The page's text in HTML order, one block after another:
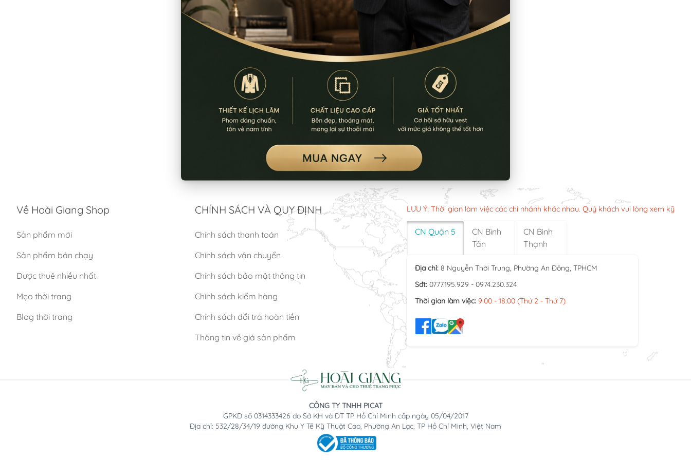
Về Hoài Giang Shop
Sản phẩm mới
Sản phẩm bán chạy
Được thuê nhiều nhất
Mẹo thời trang
Blog thời trang
CHÍNH SÁCH VÀ QUY ĐỊNH
Chính sách thanh toán
Chính sách vận chuyển
Chính sách bảo mật thông tin
Chính sách kiểm hàng
Chính sách đổi trả hoàn tiền
Thông tin về giá sản phẩm
LƯU Ý: Thời gian làm việc các chi nhánh khác nhau. Quý khách vui lòng xem kỹ
CN Quận 5
CN Bình
Tân
CN Bình
Thạnh
Địa chỉ: 8 Nguyễn Thời Trung, Phường An Đông, TPHCM
Sđt: 0777.195.929 - 0974.230.324
Thời gian làm việc: 9:00 - 18:00 (Thứ 2 - Thứ 7)
CÔNG TY TNHH PICAT
GPKD số 0314333426 do Sở KH và ĐT TP Hồ Chí Minh cấp ngày 05/04/2017
Địa chỉ: 532/28/34/19 đường Khu Y Tế Kỹ Thuật Cao, Phường An Lạc, TP Hồ Chí Minh, Việt Nam